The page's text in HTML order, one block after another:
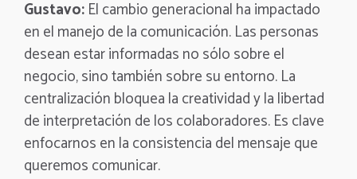
Gustavo:El cambio generacional ha impactado
en el manejo de la comunicación. Las personas
desean estar informadas no sólo sobre el
negocio, sino también sobre su entorno. La
centralización bloquea la creatividad y la libertad
de interpretación de los colaboradores. Es clave
enfocarnos en la consistencia del mensaje que
queremos comunicar.